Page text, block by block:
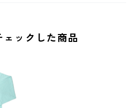
ェックした商品